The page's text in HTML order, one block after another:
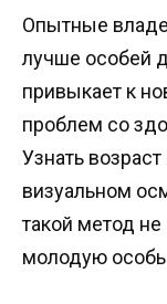
Опытные
лучше особей
привыкает к
проблем со
Узнать
визуальном
такой метод
молодую особь